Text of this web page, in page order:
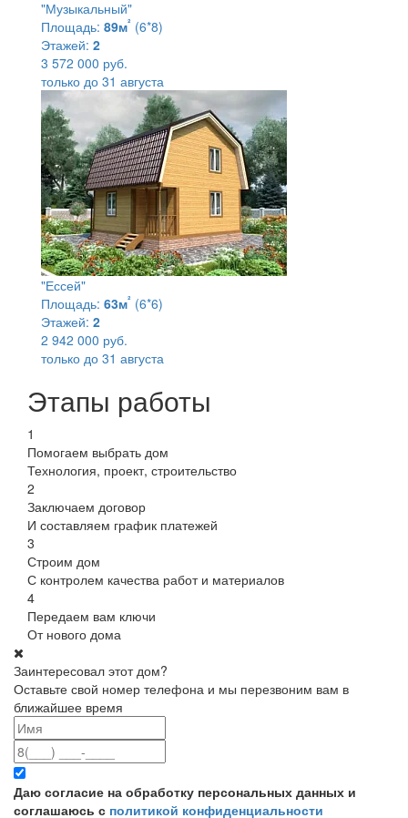
"Музыкальный"
Площадь: 89м² (6*8)
Этажей: 2
3 572 000 руб.
только до 31 августа
"Ессей"
Площадь: 63м² (6*6)
Этажей: 2
2 942 000 руб.
только до 31 августа
Этапы работы
1
Помогаем выбрать дом
Технология, проект, строительство
2
Заключаем договор
И составляем график платежей
3
Строим дом
С контролем качества работ и материалов
4
Передаем вам ключи
От нового дома
Заинтересовал этот дом?
Оставьте свой номер телефона и мы перезвоним вам в
ближайшее время
Даю согласие на обработку персональных данных и
соглашаюсь с политикой конфиденциальности